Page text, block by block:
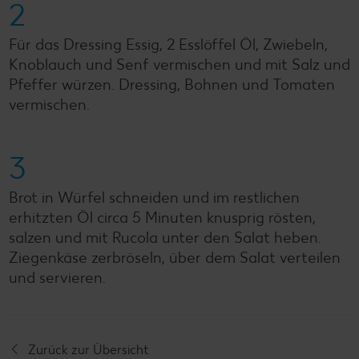
2
Für das Dressing Essig, 2 Esslöffel Öl, Zwiebeln,
Knoblauch und Senf vermischen und mit Salz und
Pfeffer würzen. Dressing, Bohnen und Tomaten
vermischen.
3
Brot in Würfel schneiden und im restlichen
erhitzten Öl circa 5 Minuten knusprig rösten,
salzen und mit Rucola unter den Salat heben.
Ziegenkäse zerbröseln, über dem Salat verteilen
und servieren.
Zurück zur Übersicht